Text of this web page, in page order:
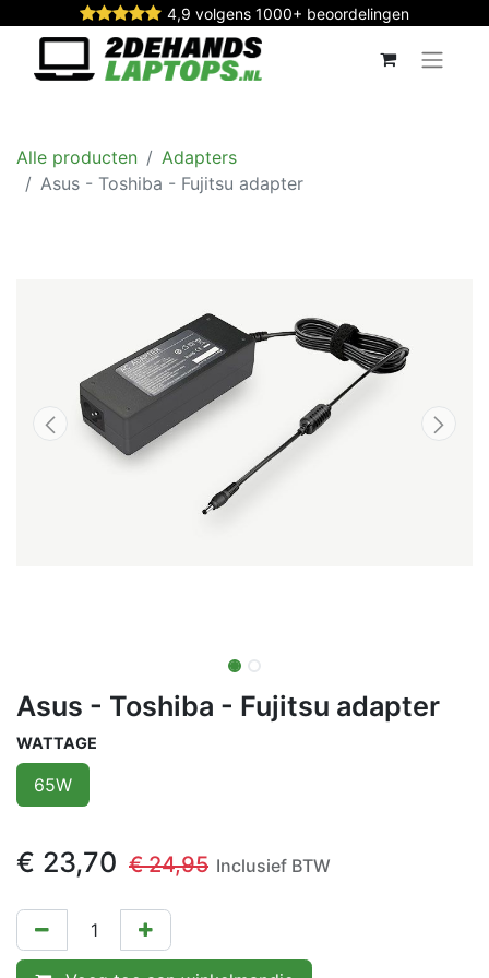
4,9 volgens 1000+ beoordelingen
Alle producten
Adapters
Asus - Toshiba - Fujitsu adapter
Asus - Toshiba - Fujitsu adapter
WATTAGE
65W
€ 23,70 €24,95 Inclusief BTW